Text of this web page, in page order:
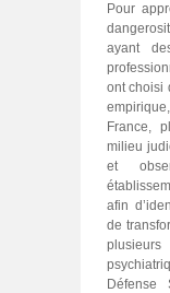
Pour
ayant
ont choisi
France,
milieu
et
afin
de